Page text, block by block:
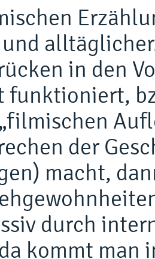
in den
funktioniert,
der
macht,
durch
kommt man